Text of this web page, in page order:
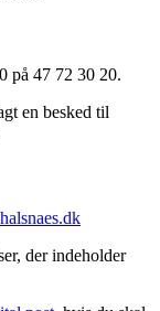
på 47 72 30 20.
en besked til
der indeholder